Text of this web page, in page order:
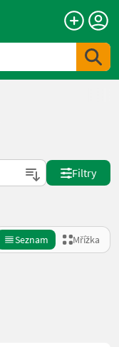
Filtry
Seznam Mřížka